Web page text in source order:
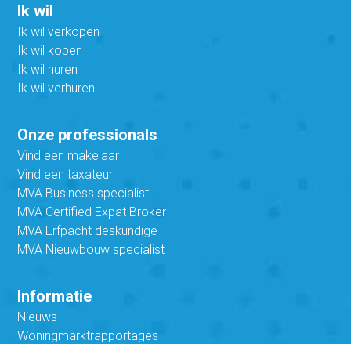
Ik wil
Ik wil verkopen
Ik wil kopen
Ik wil huren
Ik wil verhuren
Onze professionals
Vind een makelaar
Vind een taxateur
MVA Business specialist
MVA Certified Expat Broker
MVA Erfpacht deskundige
MVA Nieuwbouw specialist
Informatie
Nieuws
Woningmarktrapportages